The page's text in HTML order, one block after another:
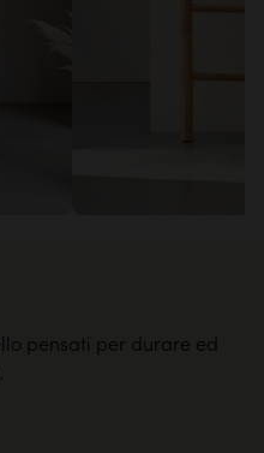
pensati per durare ed